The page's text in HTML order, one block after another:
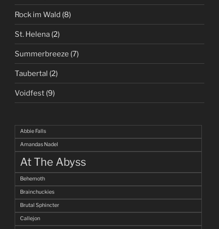
Rock im Wald (8)
St. Helena (2)
Summerbreeze (7)
Taubertal (2)
Voidfest (9)
Abbie Falls
Amandas Nadel
At The Abyss
Behemoth
Brainchuckies
Brutal Sphincter
Callejon